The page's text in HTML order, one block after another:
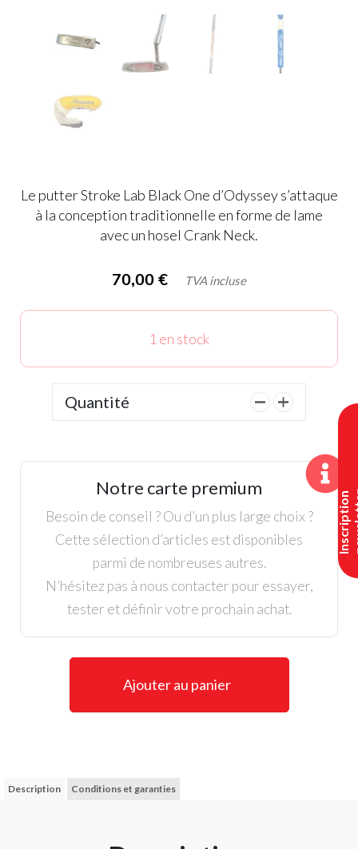
I
n
s
c
r
i
p
t
i
o
n
n
e
w
s
l
e
t
t
e
Le putter Stroke Lab Black One d’Odyssey s’attaque
à la conception traditionnelle en forme de lame
avec un hosel Crank Neck.
70,00 € TVA incluse
1 en stock
Quantité
quantité
TaylorMade
Notre carte premium
Besoin de conseil ? Ou d’un plus large choix ?
Cette sélection d’articles est disponibles
parmi de nombreuses autres.
N’hésitez pas à nous contacter pour essayer,
tester et définir votre prochain achat.
Ajouter au panier
Description Conditions et garanties